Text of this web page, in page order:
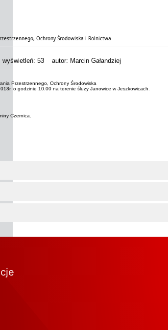
Ochrony Środowiska i Rolnictwa
53 autor: Marcin Gałandziej
Przestrzennego, Ochrony Środowiska
o godzinie 10.00 na terenie śluzy Janowice w Jeszkowicach.
Czernica.